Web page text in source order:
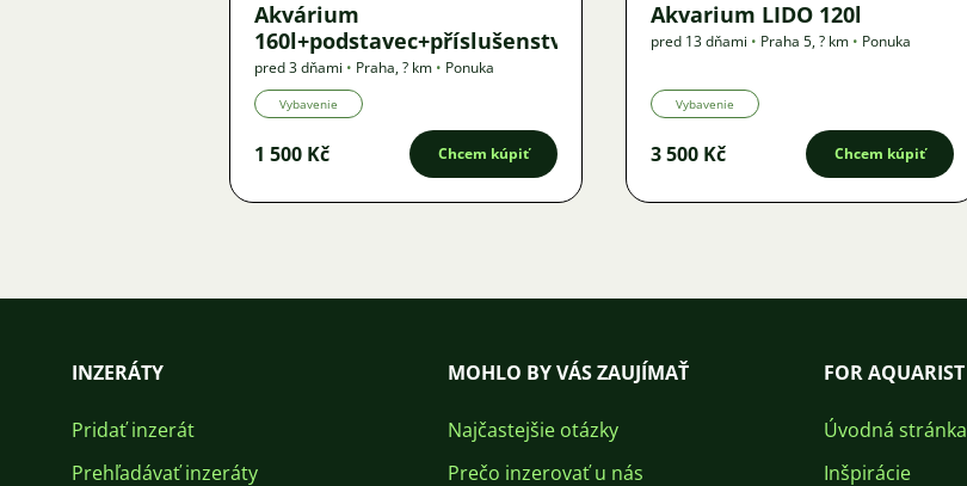
Akvárium
160l+podstavec+příslušenství
pred 3 dňami • Praha,? km • Ponuka
Vybavenie
1 500 Kč Chcem kúpiť
Akvarium LIDO 120l
pred 13 dňami • Praha 5,? km • Ponuka
Vybavenie
3 500 Kč Chcem kúpiť
INZERÁTY
Pridať inzerát
Prehľadávať inzeráty
MOHLO BY VÁS ZAUJÍMAŤ
Najčastejšie otázky
Prečo inzerovať u nás
FOR AQUARIST
Úvodná stránka
Inšpirácie